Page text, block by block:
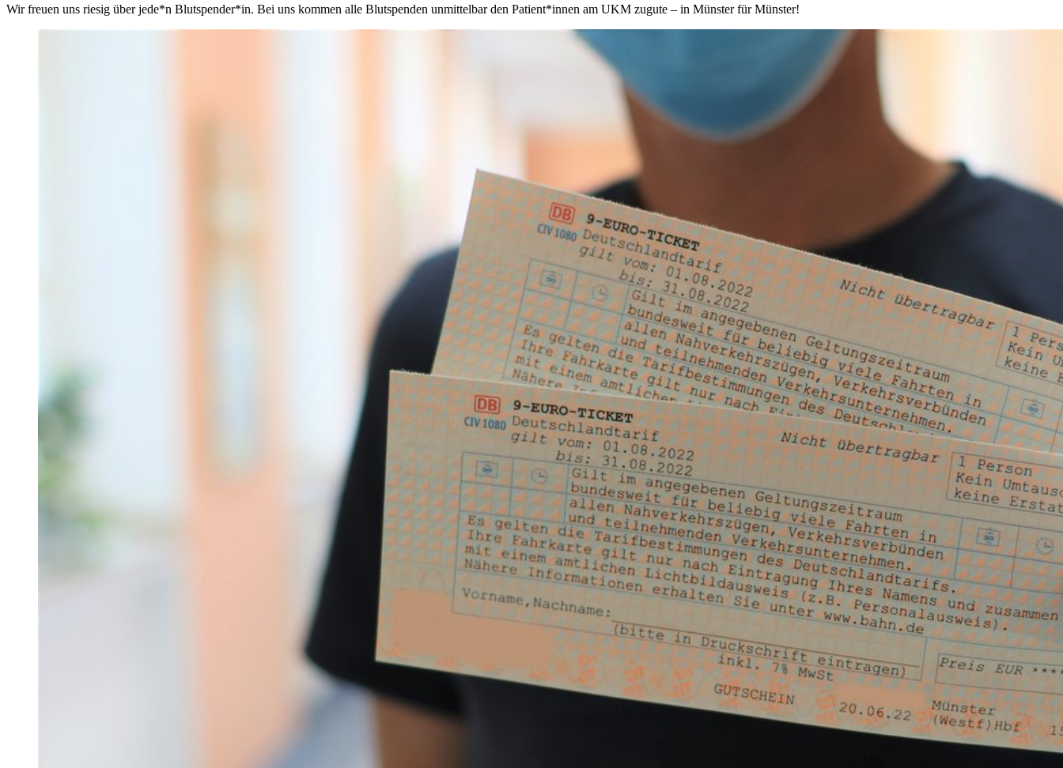
Wir freuen uns riesig über jede*n Blutspender*in. Bei uns kommen alle Blutspenden unmittelbar den Patient*innen am UKM zugute – in Münster für Münster!